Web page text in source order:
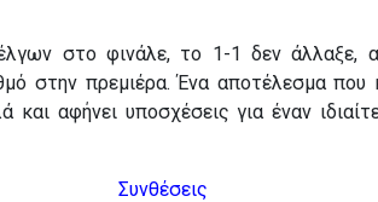
στο φινάλε, το 1-1 δεν άλλαξε,
στην πρεμιέρα. Ένα αποτέλεσμα που
και αφήνει υποσχέσεις για έναν
Συνθέσεις